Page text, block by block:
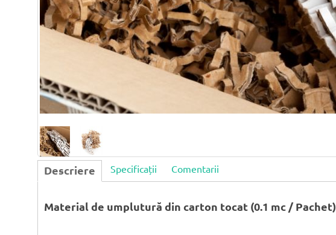
Descriere Specificații Comentarii
Material de umplutură din carton tocat (0.1 mc / Pachet)